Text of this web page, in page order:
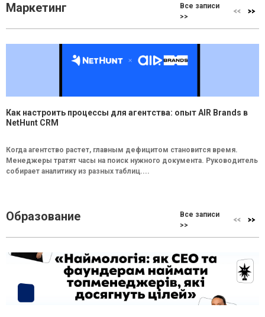
Маркетинг
Все записи
>>
Как настроить процессы для агентства: опыт AIR Brands в
NetHunt CRM
Когда агентство растет, главным дефицитом становится время.
Менеджеры тратят часы на поиск нужного документа. Руководитель
собирает аналитику из разных таблиц....
Образование
Все записи
>>